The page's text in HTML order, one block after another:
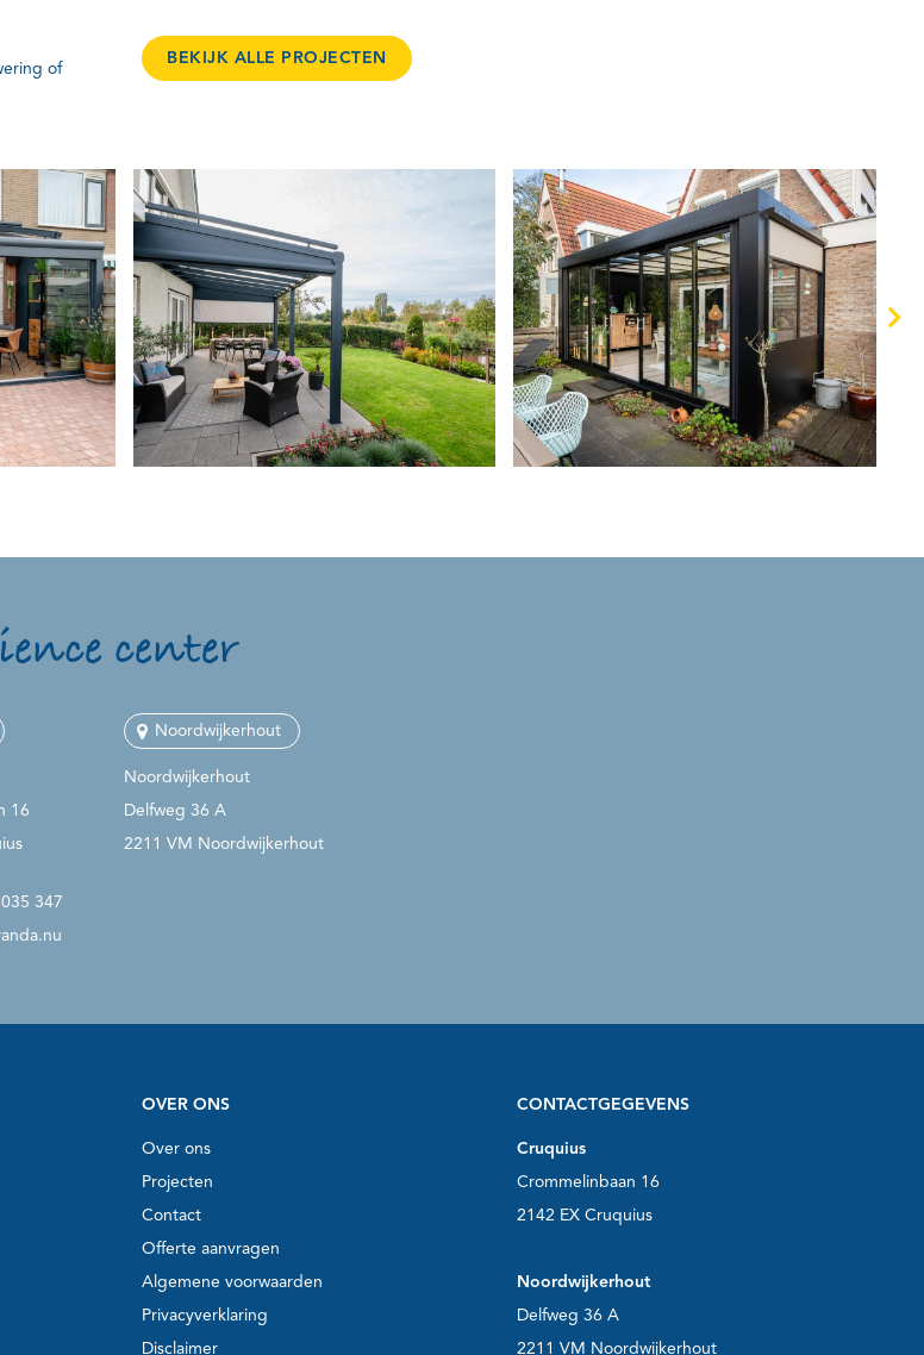
of
BEKIJK ALLE PROJECTEN
center
16
Noordwijkerhout
Noordwijkerhout
Delfweg 36 A
2211 VM Noordwijkerhout
347
OVER ONS
Over ons
Projecten
Contact
Offerte aanvragen
Algemene voorwaarden
Privacyverklaring
Disclaimer
CONTACTGEGEVENS
Cruquius
Crommelinbaan 16
2142 EX Cruquius
Noordwijkerhout
Delfweg 36 A
2211 VM Noordwijkerhout